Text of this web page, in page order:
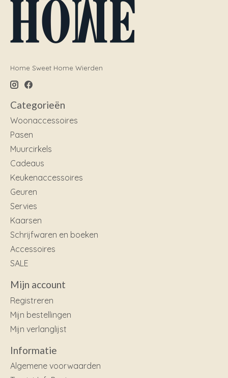
Home Sweet Home Wierden
Categorieën
Woonaccessoires
Pasen
Muurcirkels
Cadeaus
Keukenaccessoires
Geuren
Servies
Kaarsen
Schrijfwaren en boeken
Accessoires
SALE
Mijn account
Registreren
Mijn bestellingen
Mijn verlanglijst
Informatie
Algemene voorwaarden